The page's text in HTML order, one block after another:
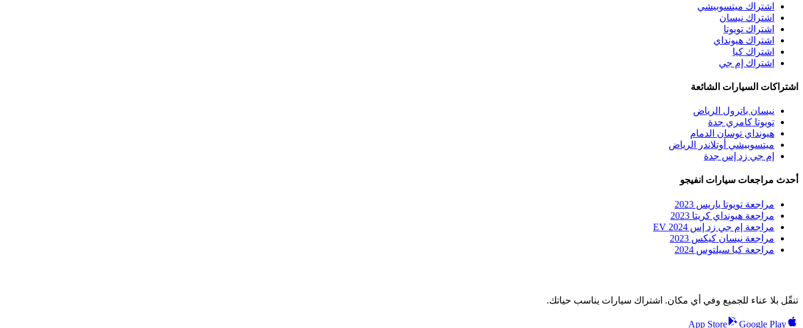
اشتراك ميتسوبيشي
اشتراك نيسان
اشتراك تويوتا
اشتراك هيونداي
اشتراك كيا
اشتراك إم جي
اشتراكات السيارات الشائعة
نيسان باترول الرياض
تويوتا كامري جدة
هيونداي توسان الدمام
ميتسوبيشي أوتلاندر الرياض
إم جي زد إس جدة
أحدث مراجعات سيارات انفيجو
مراجعة تويوتا ياريس 2023
مراجعة هيونداي كريتا 2023
مراجعة إم جي زد إس EV 2024
مراجعة نيسان كيكس 2023
مراجعة كيا سيلتوس 2024
تنقّل بلا عناء للجميع وفي أي مكان. اشتراك سيارات يناسب حياتك.
App Store Google Play